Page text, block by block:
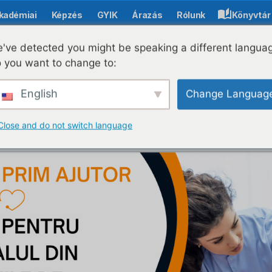
Képzés GYIK Árazás Rólunk Könyvtár
InfoCons
kampányt a
detected you might be speaking a different
you want to change to:
English Change
and do not switch language